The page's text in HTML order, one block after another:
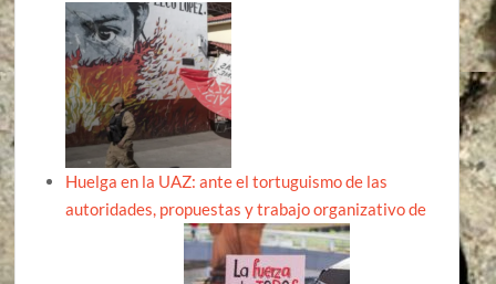
Huelga en la UAZ: ante el tortuguismo de las
autoridades, propuestas y trabajo organizativo de